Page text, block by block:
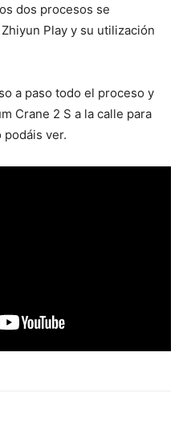
dos procesos se
Play y su utilización
a paso todo el proceso y
Crane 2 S a la calle para
ver.